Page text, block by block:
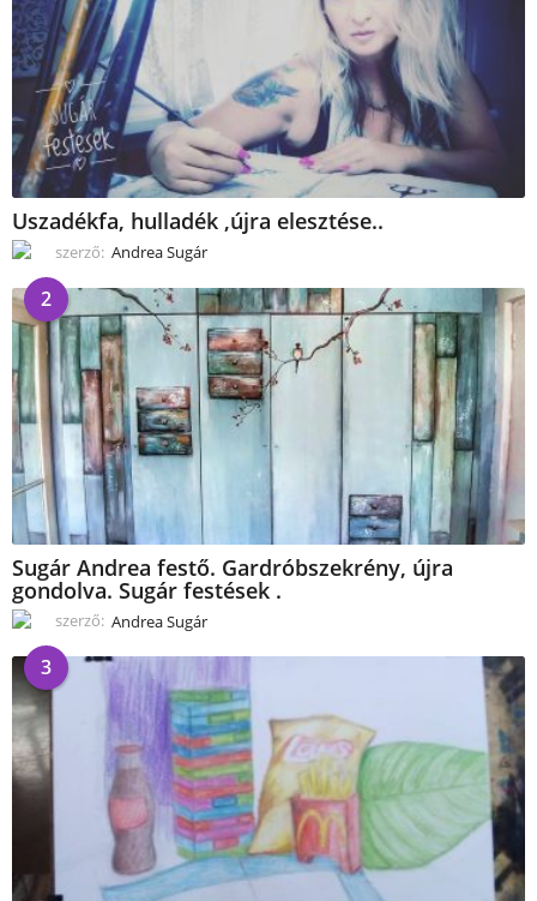
Uszadékfa, hulladék ,újra elesztése..
szerző: Andrea Sugár
2
Sugár Andrea festő. Gardróbszekrény, újra
gondolva. Sugár festések .
szerző: Andrea Sugár
3